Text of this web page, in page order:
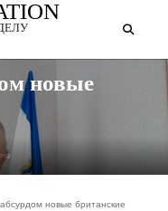
новые
новые британские